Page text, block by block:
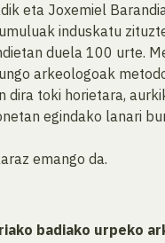
eta Joxemiel
induskatu
duela 100 urte.
arkeologoak
dira toki horietara,
egindako lanari
emango da.
badiako urpeko